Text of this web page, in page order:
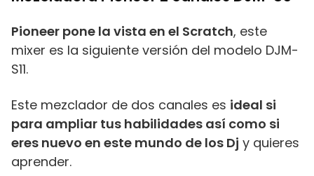
Pioneer pone la vista en el Scratch, este
mixer es la siguiente versión del modelo DJM-
S11.
Este mezclador de dos canales es ideal si
para ampliar tus habilidades así como si
eres nuevo en este mundo de los Dj y quieres
aprender.